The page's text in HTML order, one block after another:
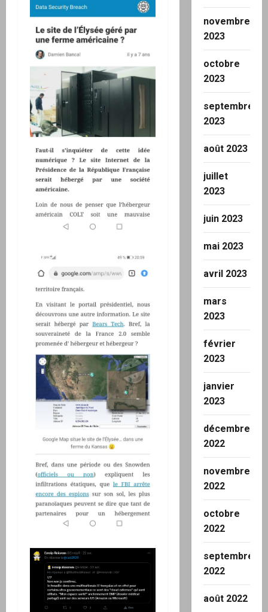
novembre
2023
octobre
2023
septembre
2023
août 2023
juillet
2023
juin 2023
mai 2023
avril 2023
mars
2023
février
2023
janvier
2023
décembre
2022
novembre
2022
octobre
2022
septembre
2022
août 2022